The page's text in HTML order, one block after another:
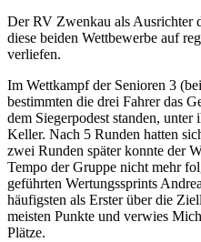
Der RV Zwenkau als Ausrichter
diese beiden Wettbewerbe auf
verliefen.
Im Wettkampf der Senioren 3
bestimmten die drei Fahrer das
dem Siegerpodest standen,
Keller. Nach 5 Runden hatten
zwei Runden später konnte der
Tempo der Gruppe nicht mehr
geführten Wertungssprints
häufigsten als Erster über die
meisten Punkte und verwies
Plätze.